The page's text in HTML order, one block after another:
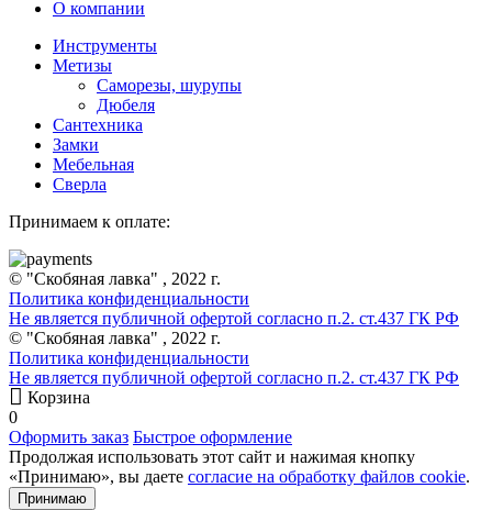
О компании
Инструменты
Метизы
Саморезы, шурупы
Дюбеля
Сантехника
Замки
Мебельная
Сверла
Принимаем к оплате:
© "Скобяная лавка" , 2022 г.
Политика конфиденциальности
Не является публичной офертой согласно п.2. ст.437 ГК РФ
© "Скобяная лавка" , 2022 г.
Политика конфиденциальности
Не является публичной офертой согласно п.2. ст.437 ГК РФ
Корзина
0
Оформить заказ Быстрое оформление
Продолжая использовать этот сайт и нажимая кнопку
«Принимаю», вы даете согласие на обработку файлов cookie.
Принимаю